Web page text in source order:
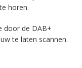
horen.
door de DAB+
te laten scannen.